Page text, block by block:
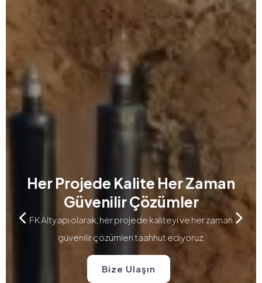
Her Projede KaliteHer Zaman
Güvenilir Çözümler
FK Altyapı olarak, her projede kaliteyi ve her zaman
güvenilir çözümleri taahhüt ediyoruz.
Bize Ulaşın